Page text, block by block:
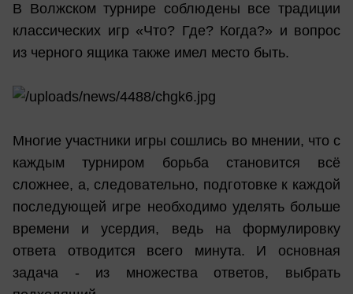
В Волжском турнире соблюдены все традиции
классических игр «Что? Где? Когда?» и вопрос
из черного ящика также имел место быть.
Многие участники игры сошлись во мнении, что с
каждым турниром борьба становится всё
сложнее, а, следовательно, подготовке к каждой
последующей игре необходимо уделять больше
времени и усердия, ведь на формулировку
ответа отводится всего минута. И основная
задача - из множества ответов, выбрать